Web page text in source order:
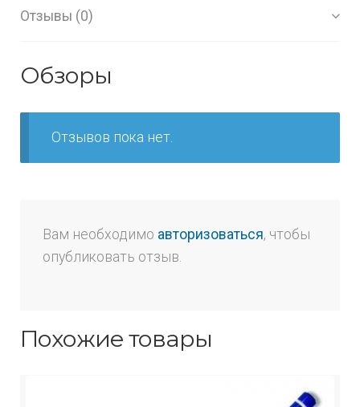
Отзывы (0)
Обзоры
Отзывов пока нет.
Вам необходимо авторизоваться, чтобы
опубликовать отзыв.
Похожие товары